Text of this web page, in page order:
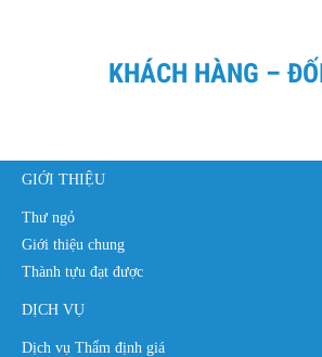
KHÁCH HÀNG –
GIỚI THIỆU
Thư ngỏ
Giới thiệu chung
Thành tựu đạt được
DỊCH VỤ
Dịch vụ Thẩm định giá